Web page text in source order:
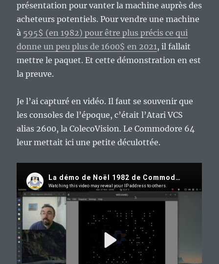
présentation pour vanter la machine auprès des
acheteurs potentiels. Pour vendre une machine
à 595$ (en 1982) pour être plus précis ce qui
donne un peu plus de 1600$ en 2021, il fallait
mettre le paquet. Et cette démonstration en est
la preuve.
Je l’ai capturé en vidéo. Il faut se souvenir que
les consoles de l’époque, c’était l’Atari VCS
alias 2600, la ColecoVision. Le Commodore 64
leur mettait ici une petite déculottée.